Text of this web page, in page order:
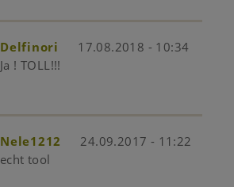
Delfinori
17.08.2018 - 10:34
Ja ! TOLL!!!
Nele1212
24.09.2017 - 11:22
echt tool